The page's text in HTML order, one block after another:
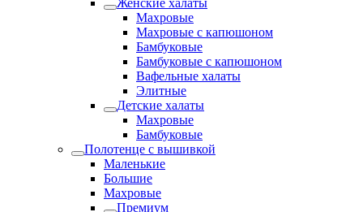
Женские халаты
Махровые
Махровые с капюшоном
Бамбуковые
Бамбуковые с капюшоном
Вафельные халаты
Элитные
Детские халаты
Махровые
Бамбуковые
Полотенце с вышивкой
Маленькие
Большие
Махровые
Премиум